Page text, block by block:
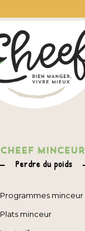
CHEEF MINCEUR
Perdre du poids
Programmes minceur
Plats minceur